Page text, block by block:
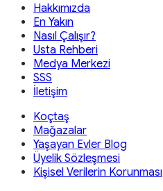
Hakkımızda
En Yakın
Nasıl Çalışır?
Usta Rehberi
Medya Merkezi
SSS
İletişim
Koçtaş
Mağazalar
Yaşayan Evler Blog
Üyelik Sözleşmesi
Kişisel Verilerin Korunması